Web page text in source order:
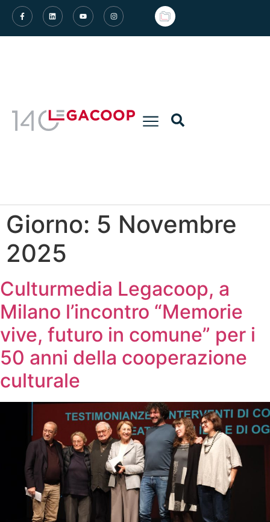
Giorno: 5 Novembre
2025
Culturmedia Legacoop, a
Milano l’incontro “Memorie
vive, futuro in comune” per i
50 anni della cooperazione
culturale